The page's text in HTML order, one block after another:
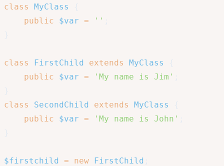
class MyClass
public
$var = ''
class FirstChild extends MyClass
public
$var = 'My name is Jim'
class
SecondChild extends MyClass
public
$var = 'My name is John'
$firstchild = new FirstChild